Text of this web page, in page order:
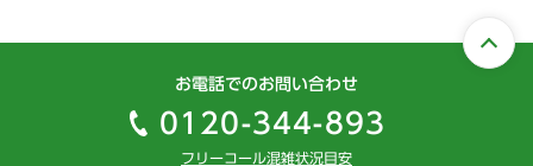
お電話でのお問い合わせ
0120-344-893
フリーコール混雑状況目安